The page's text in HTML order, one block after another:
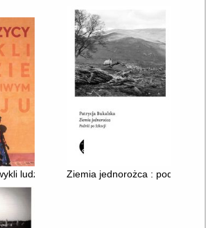
ludzie w niemożliwym kraju
Ziemia jednorożca : podróż po